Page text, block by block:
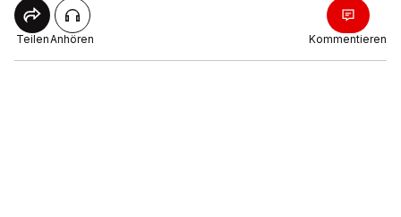
TeilenAnhören Kommentieren